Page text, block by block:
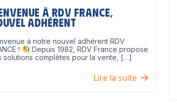
à RDV France,
adhérent
à notre nouvel adhérent RDV
!
Depuis 1982, RDV France propose
solutions complètes pour la vente, […]
Lire la suite